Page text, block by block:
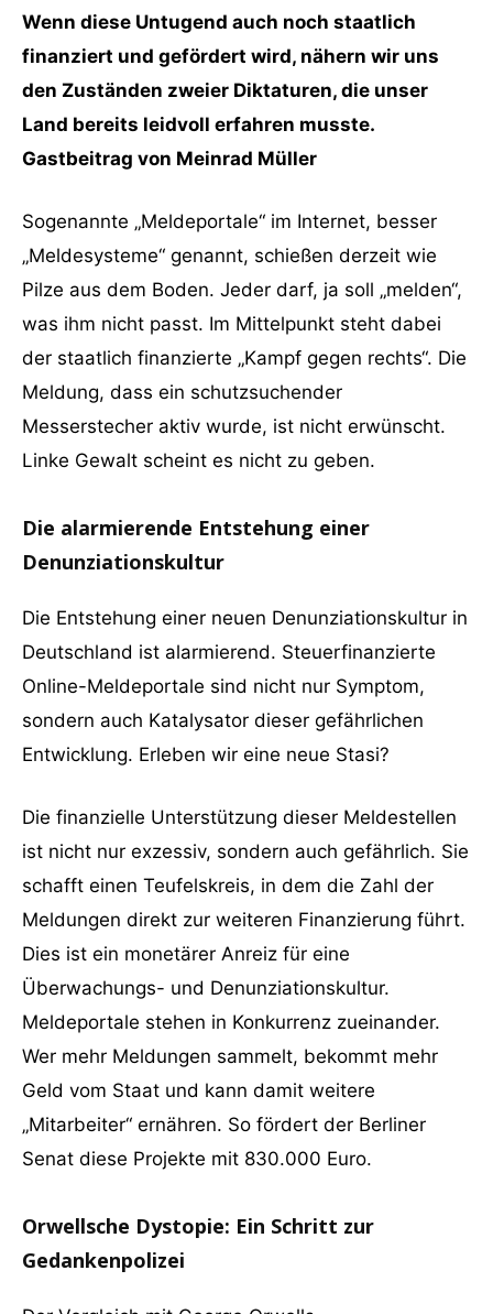
Wenn diese Untugend auch noch staatlich
finanziert und gefördert wird, nähern wir uns
den Zuständen zweier Diktaturen, die unser
Land bereits leidvoll erfahren musste.
Gastbeitrag von Meinrad Müller
Sogenannte „Meldeportale“ im Internet, besser
„Meldesysteme“ genannt, schießen derzeit wie
Pilze aus dem Boden. Jeder darf, ja soll „melden“,
was ihm nicht passt. Im Mittelpunkt steht dabei
der staatlich finanzierte „Kampf gegen rechts“. Die
Meldung, dass ein schutzsuchender
Messerstecher aktiv wurde, ist nicht erwünscht.
Linke Gewalt scheint es nicht zu geben.
Die alarmierende Entstehung einer
Denunziationskultur
Die Entstehung einer neuen Denunziationskultur in
Deutschland ist alarmierend. Steuerfinanzierte
Online-Meldeportale sind nicht nur Symptom,
sondern auch Katalysator dieser gefährlichen
Entwicklung. Erleben wir eine neue Stasi?
Die finanzielle Unterstützung dieser Meldestellen
ist nicht nur exzessiv, sondern auch gefährlich. Sie
schafft einen Teufelskreis, in dem die Zahl der
Meldungen direkt zur weiteren Finanzierung führt.
Dies ist ein monetärer Anreiz für eine
Überwachungs- und Denunziationskultur.
Meldeportale stehen in Konkurrenz zueinander.
Wer mehr Meldungen sammelt, bekommt mehr
Geld vom Staat und kann damit weitere
„Mitarbeiter“ ernähren. So fördert der Berliner
Senat diese Projekte mit 830.000 Euro.
Orwellsche Dystopie: Ein Schritt zur
Gedankenpolizei